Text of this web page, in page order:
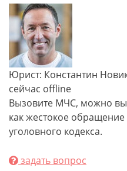
Юрист: Константин
сейчас offline
Вызовите МЧС, можно
как жестокое
уголовного кодекса.
задать вопрос